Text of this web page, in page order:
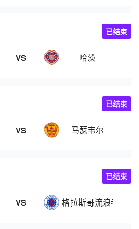
VS 哈茨
已结束
VS 马瑟韦尔
已结束
VS 格拉斯哥流浪者
已结束